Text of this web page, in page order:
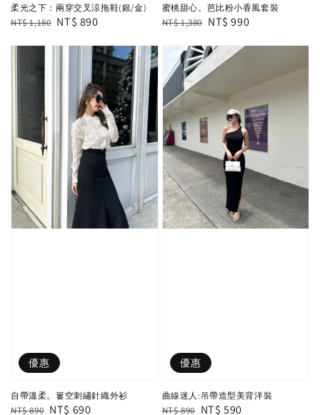
柔光之下：兩穿交叉涼拖鞋(銀/金)
Regular
NT$ 1,180 Sale
NT$ 890
蜜桃甜心。芭比粉小香風套裝
Regular
NT$ 1,380 Sale
NT$ 990
優惠
自帶溫柔。簍空刺繡針織外衫
Regular
NT$ 890 Sale
NT$ 690
優惠
曲線迷人:吊帶造型美背洋裝
Regular
NT$ 890 Sale
NT$ 590